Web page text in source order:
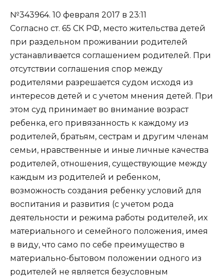
№343964. 10 февраля 2017 в 23:11
Согласно ст. 65 СК РФ, место жительства детей
при раздельном проживании родителей
устанавливается соглашением родителей. При
отсутствии соглашения спор между
родителями разрешается судом исходя из
интересов детей и с учетом мнения детей. При
этом суд принимает во внимание возраст
ребенка, его привязанность к каждому из
родителей, братьям, сестрам и другим членам
семьи, нравственные и иные личные качества
родителей, отношения, существующие между
каждым из родителей и ребенком,
возможность создания ребенку условий для
воспитания и развития (с учетом рода
деятельности и режима работы родителей, их
материального и семейного положения, имея
в виду, что само по себе преимущество в
материально-бытовом положении одного из
родителей не является безусловным